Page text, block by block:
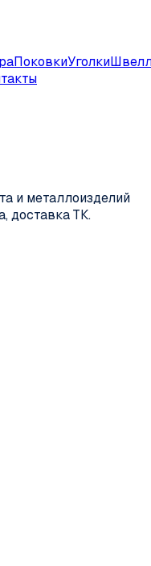
ПоковкиУголки
и металлоизделий
доставка ТК.